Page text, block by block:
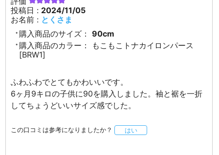
投稿日 : 2024/11/05
お名前 : とくさま
購入商品のサイズ：
90cm
購入商品のカラー：
もこもこトナカイロンパース
[BRW1]
ふわふわでとてもかわいいです。
6ヶ月9キロの子供に90を購入しました。袖と裾を一折
してちょうどいいサイズ感でした。
この口コミは参考になりましたか？ はい